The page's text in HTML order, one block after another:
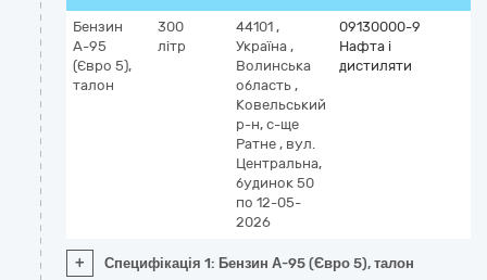
Бензин
А-95
(Євро 5),
талон
300
літр
44101 ,
Україна ,
Волинська
область ,
Ковельський
р-н, с-ще
Ратне , вул.
Центральна,
будинок 50
по 12-05-
2026
09130000-9
Нафта і
дистиляти
+ Специфікація 1: Бензин А-95 (Євро 5), талон